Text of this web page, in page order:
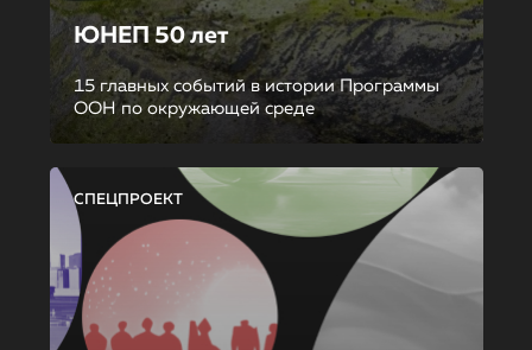
ЮНЕП 50 лет
15 главных событий в истории Программы
ООН по окружающей среде
СПЕЦПРОЕКТ